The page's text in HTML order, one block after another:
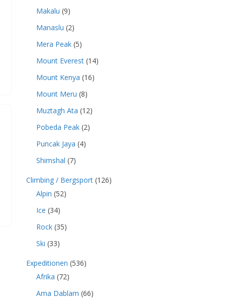
Makalu (9)
Manaslu (2)
Mera Peak (5)
Mount Everest (14)
Mount Kenya (16)
Mount Meru (8)
Muztagh Ata (12)
Pobeda Peak (2)
Puncak Jaya (4)
Shimshal (7)
Climbing / Bergsport (126)
Alpin (52)
Ice (34)
Rock (35)
Ski (33)
Expeditionen (536)
Afrika (72)
Ama Dablam (66)